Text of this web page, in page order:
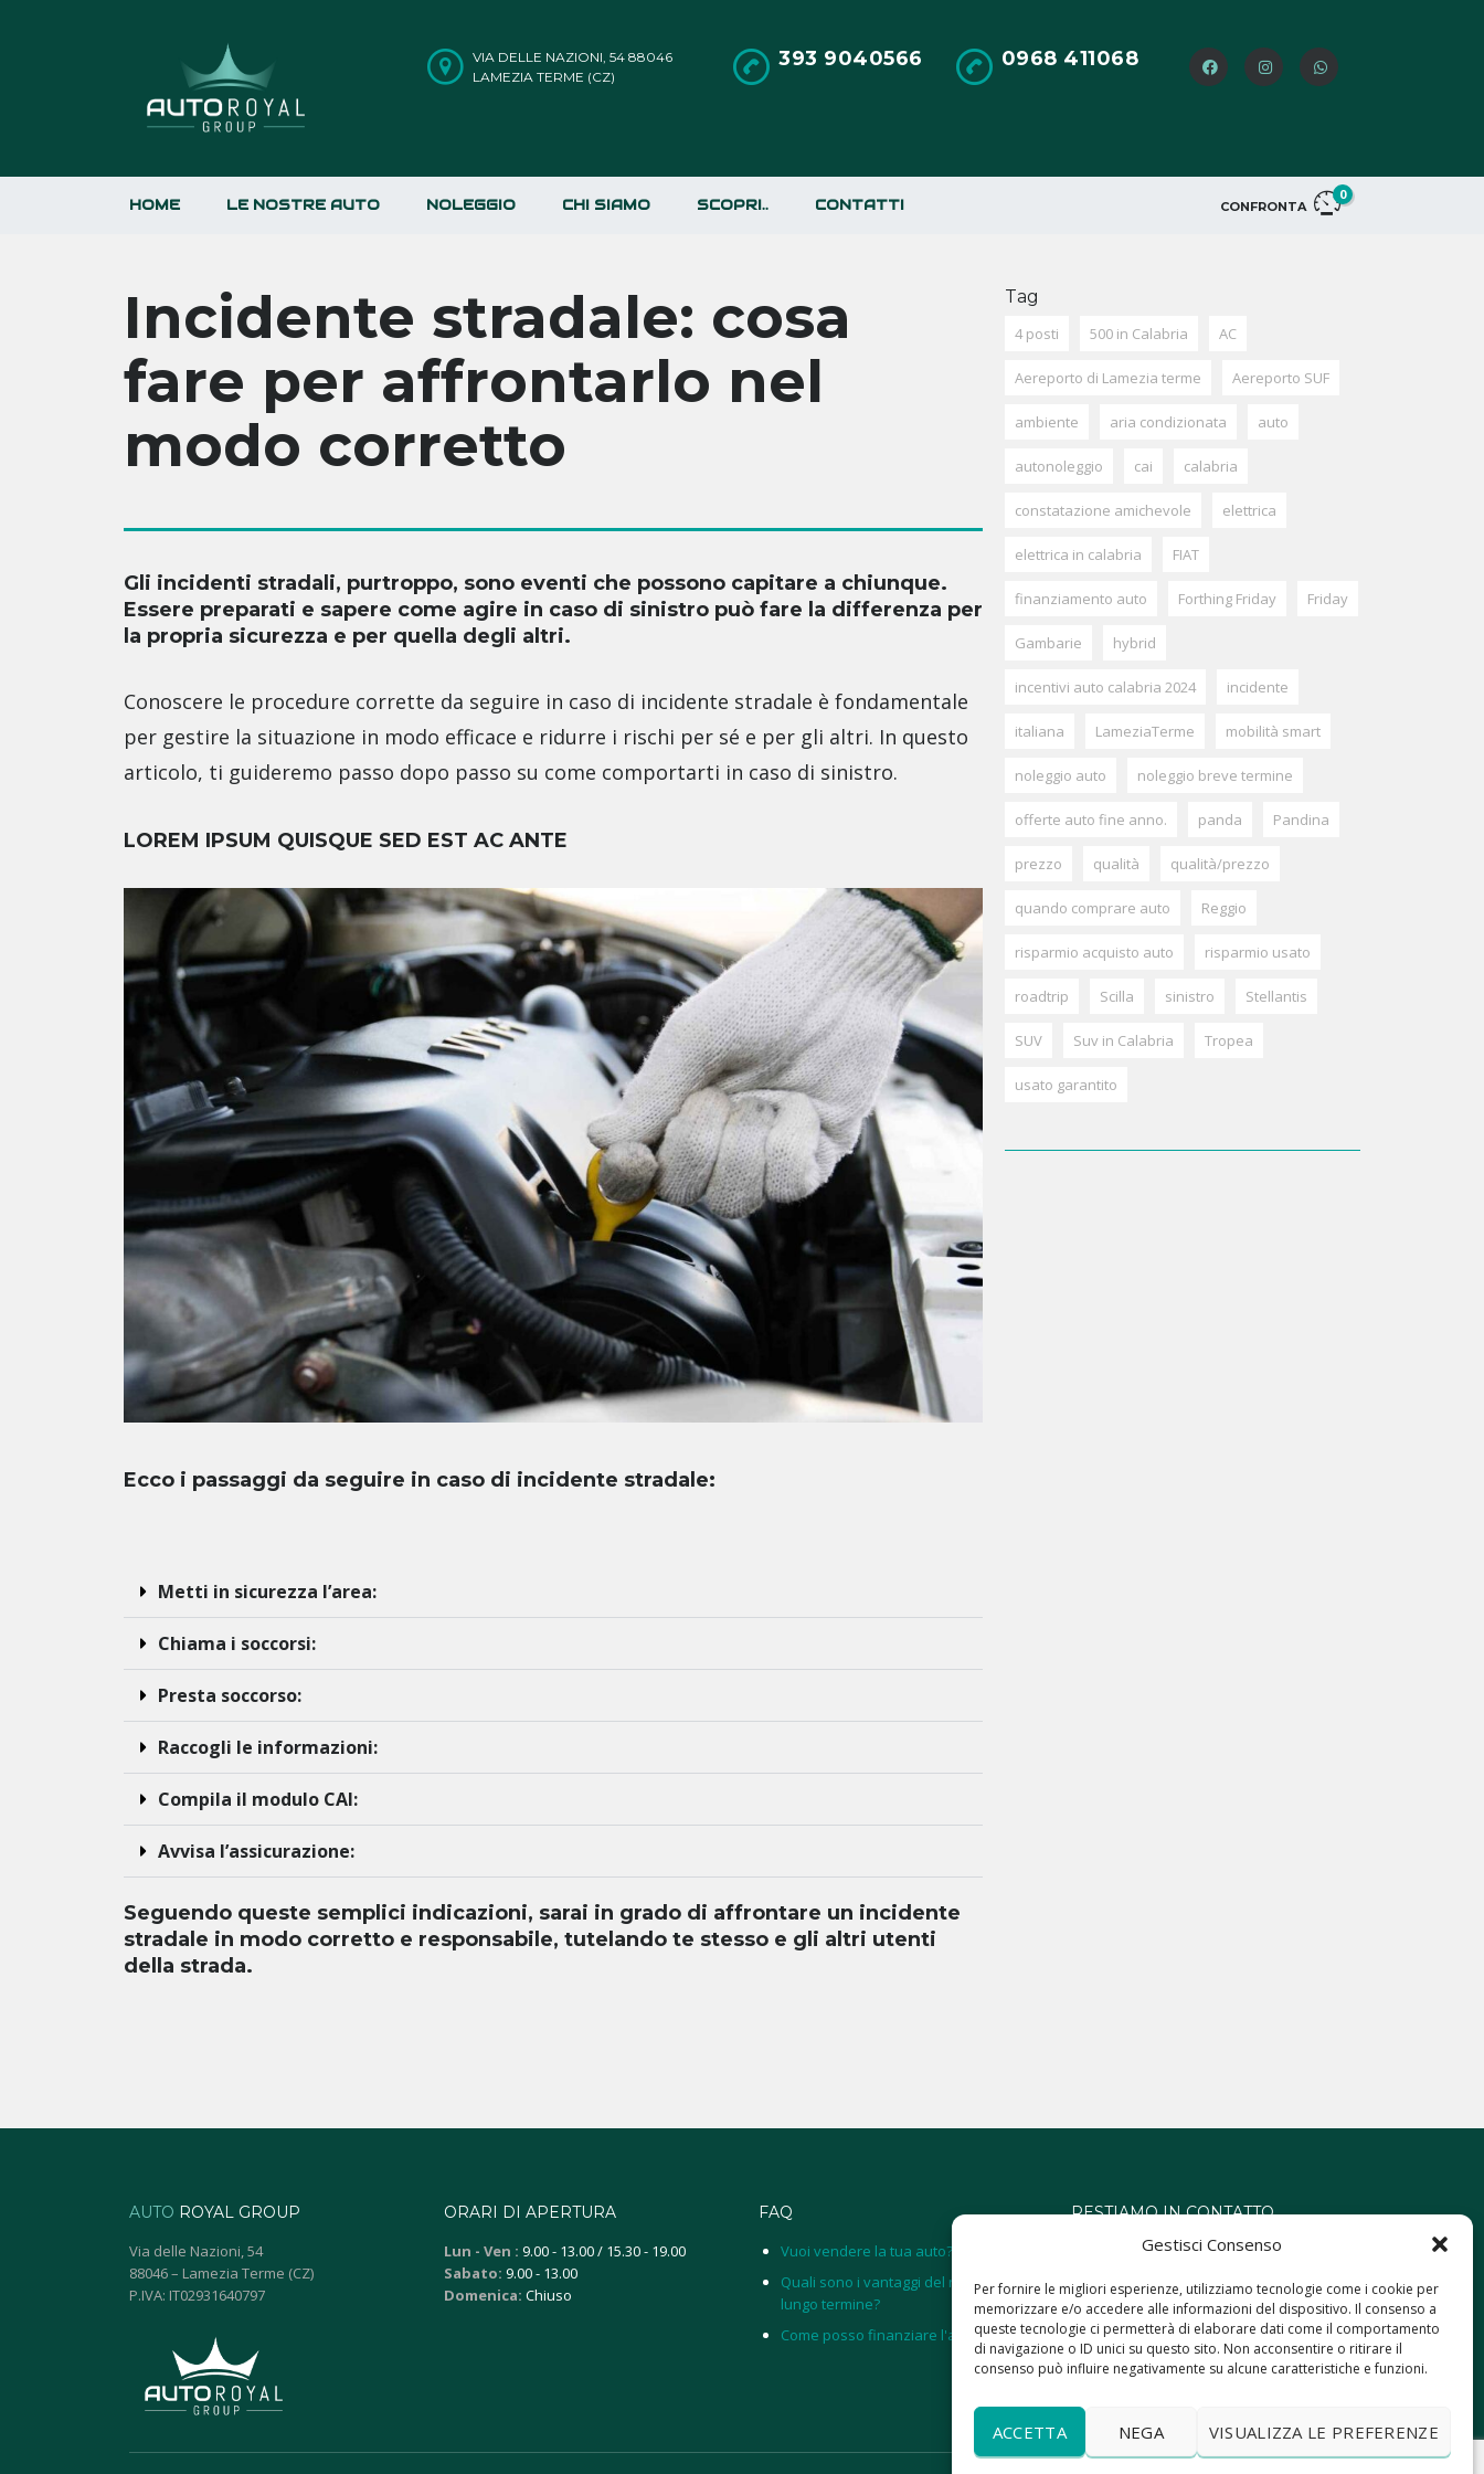
Gestisci Consenso
Per fornire le migliori esperienze, utilizziamo tecnologie come i cookie per
memorizzare e/o accedere alle informazioni del dispositivo. Il consenso a
queste tecnologie ci permetterà di elaborare dati come il comportamento
di navigazione o ID unici su questo sito. Non acconsentire o ritirare il
consenso può influire negativamente su alcune caratteristiche e funzioni.
ACCETTA NEGA VISUALIZZA LE PREFERENZE
0968 411068
393 9040566
VIA DELLE NAZIONI, 54 88046
LAMEZIA TERME (CZ)
CONFRONTA
0
HOME LE NOSTRE AUTO NOLEGGIO CHI SIAMO SCOPRI.. CONTATTI
Incidente stradale: cosa
fare per affrontarlo nel
modo corretto
Gli incidenti stradali, purtroppo, sono eventi che possono capitare a chiunque.
Essere preparati e sapere come agire in caso di sinistro può fare la differenza per
la propria sicurezza e per quella degli altri.
Conoscere le procedure corrette da seguire in caso di incidente stradale è fondamentale
per gestire la situazione in modo efficace e ridurre i rischi per sé e per gli altri. In questo
articolo, ti guideremo passo dopo passo su come comportarti in caso di sinistro.
LOREM IPSUM QUISQUE SED EST AC ANTE
Ecco i passaggi da seguire in caso di incidente stradale:
Metti in sicurezza l’area:
Chiama i soccorsi:
Presta soccorso:
Raccogli le informazioni:
Compila il modulo CAI:
Avvisa l’assicurazione:
Seguendo queste semplici indicazioni, sarai in grado di affrontare un incidente
stradale in modo corretto e responsabile, tutelando te stesso e gli altri utenti
della strada.
Tag
4 posti 500 in Calabria AC
Aereporto di Lamezia terme Aereporto SUF
ambiente aria condizionata auto
autonoleggio cai calabria
constatazione amichevole elettrica
elettrica in calabria FIAT
finanziamento auto Forthing Friday Friday
Gambarie hybrid
incentivi auto calabria 2024 incidente
italiana LameziaTerme mobilità smart
noleggio auto noleggio breve termine
offerte auto fine anno. panda Pandina
prezzo qualità qualità/prezzo
quando comprare auto Reggio
risparmio acquisto auto risparmio usato
roadtrip Scilla sinistro Stellantis
SUV Suv in Calabria Tropea
usato garantito
AUTO ROYAL GROUP
Via delle Nazioni, 54
88046 – Lamezia Terme (CZ)
P.IVA: IT02931640797
ORARI DI APERTURA
Lun - Ven : 9.00 - 13.00 / 15.30 - 19.00
Sabato: 9.00 - 13.00
Domenica: Chiuso
FAQ
Vuoi vendere la tua auto?
Quali sono i vantaggi del noleggio
lungo termine?
Come posso finanziare l'auto?
RESTIAMO IN CONTATTO